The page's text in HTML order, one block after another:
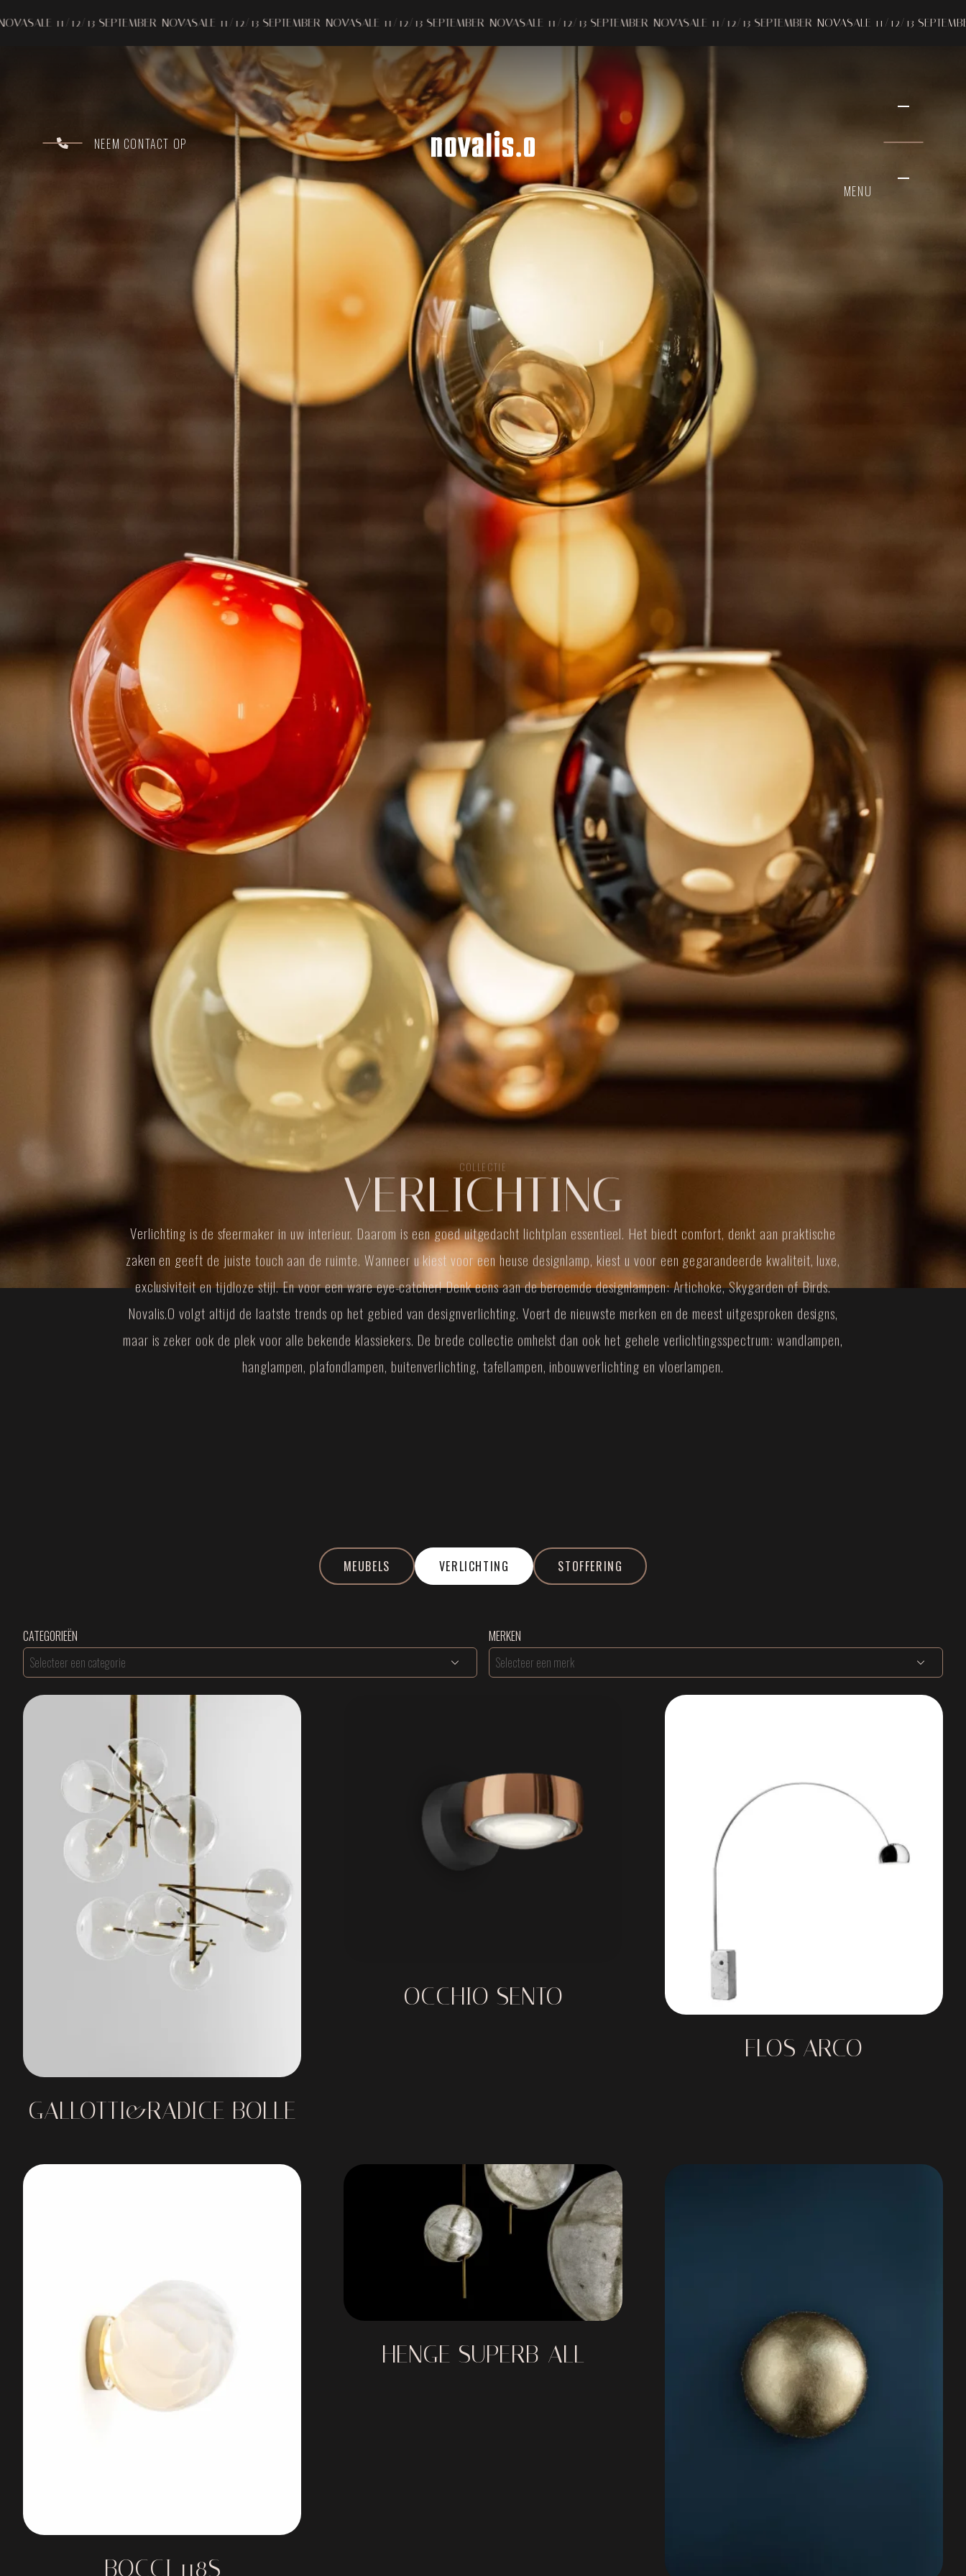
NOVASALE 11/12/13 SEPTEMBER NOVASALE 11/12/13 SEPTEMBER NOVASALE 11/12/13 SEPTEMBER NOVASALE 11/12/13 SEPTEMBER NOVASALE 11/12/13 SEPTEMBER NOVASALE 11/12/
NEEM CONTACT OP
MENU
COLLECTIE
VERLICHTING
Verlichting is de sfeermaker in uw interieur. Daarom is een goed uitgedacht lichtplan essentieel. Het biedt comfort, denkt aan praktische
zaken en geeft de juiste touch aan de ruimte. Wanneer u kiest voor een heuse designlamp, kiest u voor een gegarandeerde kwaliteit, luxe,
exclusiviteit en tijdloze stijl. En voor een ware eye-catcher! Denk eens aan de beroemde designlampen: Artichoke, Skygarden of Birds.
Novalis.O volgt altijd de laatste trends op het gebied van designverlichting. Voert de nieuwste merken en de meest uitgesproken designs,
maar is zeker ook de plek voor alle bekende klassiekers. De brede collectie omhelst dan ook het gehele verlichtingsspectrum: wandlampen,
hanglampen, plafondlampen, buitenverlichting, tafellampen, inbouwverlichting en vloerlampen.
MEUBELS VERLICHTING STOFFERING
CATEGORIEËN MERKEN
GALLOTTI&RADICE BOLLE
OCCHIO SENTO
FLOS ARCO
BOCCI 118S
HENGE SUPERB-ALL
Melding bij verzameling Uw privacy-opties